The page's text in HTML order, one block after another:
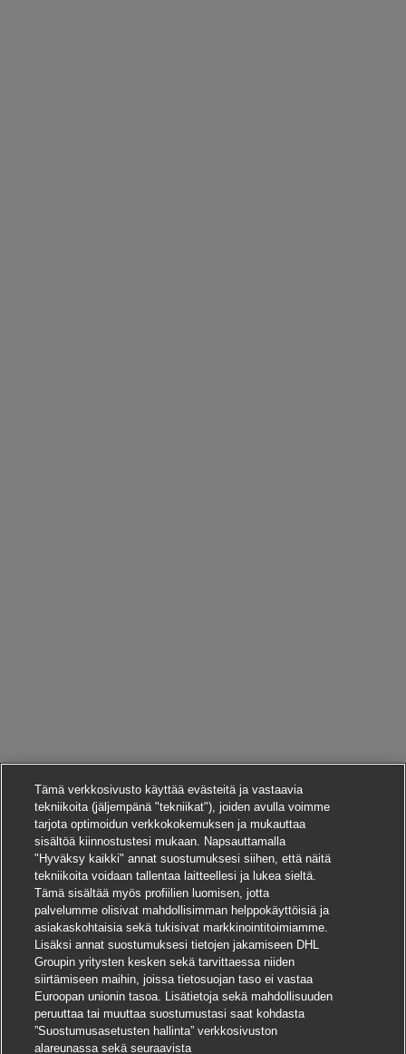
Tämä verkkosivusto käyttää evästeitä ja vastaavia
tekniikoita (jäljempänä "tekniikat"), joiden avulla voimme
tarjota optimoidun verkkokokemuksen ja mukauttaa
sisältöä kiinnostustesi mukaan. Napsauttamalla
"Hyväksy kaikki" annat suostumuksesi siihen, että näitä
tekniikoita voidaan tallentaa laitteellesi ja lukea sieltä.
Tämä sisältää myös profiilien luomisen, jotta
palvelumme olisivat mahdollisimman helppokäyttöisiä ja
asiakaskohtaisia sekä tukisivat markkinointitoimiamme.
Lisäksi annat suostumuksesi tietojen jakamiseen DHL
Groupin yritysten kesken sekä tarvittaessa niiden
siirtämiseen maihin, joissa tietosuojan taso ei vastaa
Euroopan unionin tasoa. Lisätietoja sekä mahdollisuuden
peruuttaa tai muuttaa suostumustasi saat kohdasta
”Suostumusasetusten hallinta” verkkosivuston
alareunassa sekä seuraavista